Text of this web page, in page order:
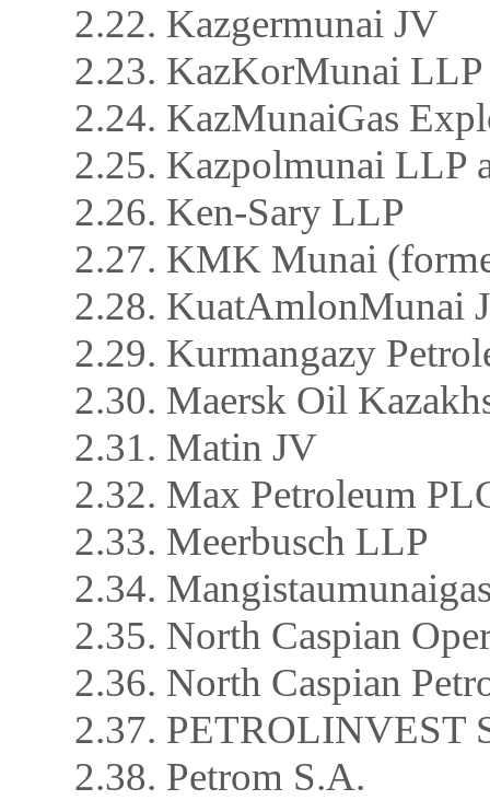
2.22. Kazgermunai JV
2.23. KazKorMunai
2.24. KazMunaiGas
2.25. Kazpolmunai LLP
2.26. Ken-Sary LLP
2.27. KMK Munai
2.28. KuatAmlonMunai
2.29. Kurmangazy
2.30. Maersk Oil
2.31. Matin JV
2.32. Max Petroleum
2.33. Meerbusch LLP
2.34.
2.35. North Caspian
2.36. North Caspian
2.37. PETROLINVEST
2.38. Petrom S.A.